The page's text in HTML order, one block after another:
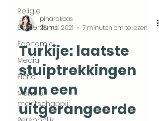
Religie
Binnenland
Economie
Media
Fictie
Mens en
maatschappij
pinarakbas
28 mei 2021
7 minuten om te lezen
Turkije: laatste
stuiptrekkingen
van een
uitgerangeerde